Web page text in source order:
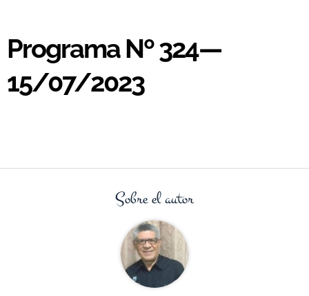
Programa Nº 324—
15/07/2023
Sobre el autor